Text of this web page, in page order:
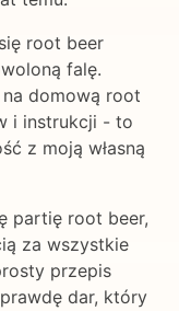
root beer
falę.
na domową root
i instrukcji - to
z moją własną
partię root beer,
za wszystkie
przepis
dar, który